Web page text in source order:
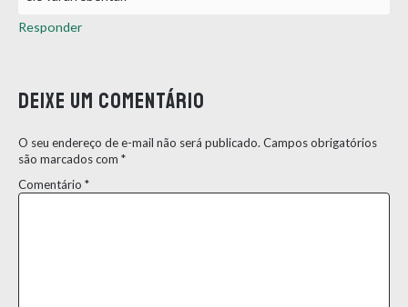
Responder
Deixe um comentário
O seu endereço de e-mail não será publicado. Campos obrigatórios
são marcados com *
Comentário *